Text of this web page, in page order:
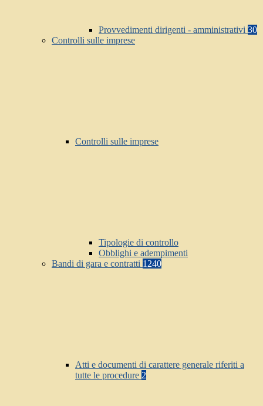
Provvedimenti dirigenti - amministrativi 30
Controlli sulle imprese
Controlli sulle imprese
Tipologie di controllo
Obblighi e adempimenti
Bandi di gara e contratti 1240
Atti e documenti di carattere generale riferiti a
tutte le procedure 2